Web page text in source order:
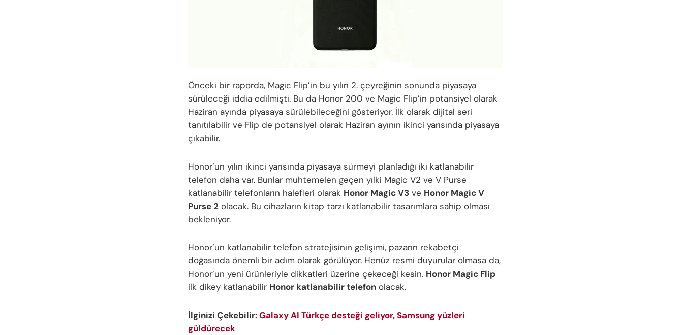
Önceki bir raporda, Magic Flip’in bu yılın 2. çeyreğinin sonunda piyasaya
sürüleceği iddia edilmişti. Bu da Honor 200 ve Magic Flip’in potansiyel olarak
Haziran ayında piyasaya sürülebileceğini gösteriyor. İlk olarak dijital seri
tanıtılabilir ve Flip de potansiyel olarak Haziran ayının ikinci yarısında piyasaya
çıkabilir.
Honor’un yılın ikinci yarısında piyasaya sürmeyi planladığı iki katlanabilir
telefon daha var. Bunlar muhtemelen geçen yılki Magic V2 ve V Purse
katlanabilir telefonların halefleri olarak Honor Magic V3 ve Honor Magic V
Purse 2 olacak. Bu cihazların kitap tarzı katlanabilir tasarımlara sahip olması
bekleniyor.
Honor’un katlanabilir telefon stratejisinin gelişimi, pazarın rekabetçi
doğasında önemli bir adım olarak görülüyor. Henüz resmi duyurular olmasa da,
Honor’un yeni ürünleriyle dikkatleri üzerine çekeceği kesin. Honor Magic Flip
ilk dikey katlanabilir Honor katlanabilir telefon olacak.
İlginizi Çekebilir:Galaxy AI Türkçe desteği geliyor, Samsung yüzleri
güldürecek